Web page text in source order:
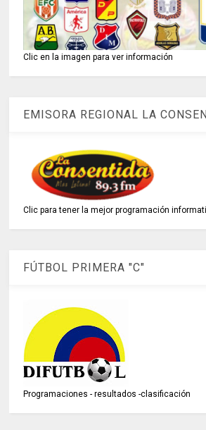
Clic en la imagen para ver información
EMISORA REGIONAL LA
Clic para tener la mejor programación
FÚTBOL PRIMERA "C"
Programaciones - resultados -clasificación